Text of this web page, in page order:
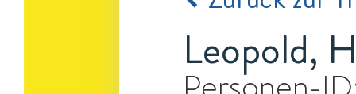
Leopold,
Personen-